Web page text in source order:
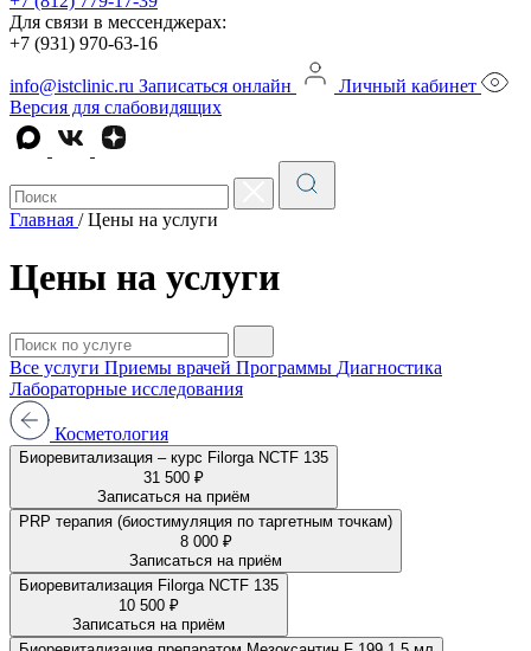
Для связи в мессенджерах:
+7 (931) 970-63-16
info@istclinic.ru Записаться онлайн
Личный кабинет
Версия для слабовидящих
Главная / Цены на услуги
Цены на услуги
Все услуги Приемы врачей Программы Диагностика
Лабораторные исследования
Косметология
Биоревитализация – курс Filorga NCTF 135
31 500 ₽
Записаться на приём
PRP терапия (биостимуляция по таргетным точкам)
8 000 ₽
Записаться на приём
Биоревитализация Filorga NCTF 135
10 500 ₽
Записаться на приём